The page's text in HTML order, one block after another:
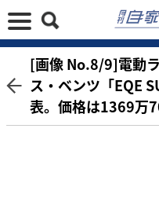
[画像 No.8/9]電動
ス・ベンツ「EQE
表。価格は1369万